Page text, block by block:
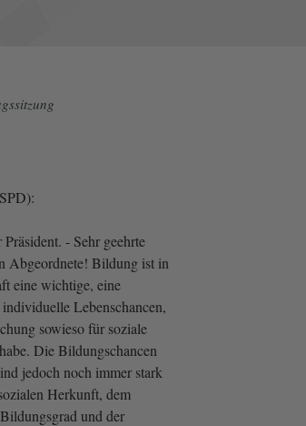
- Sehr geehrte
Abgeordnete! Bildung ist in
eine wichtige, eine
Lebenschancen,
sowieso für soziale
Die Bildungschancen
jedoch noch immer stark
Herkunft, dem
und der